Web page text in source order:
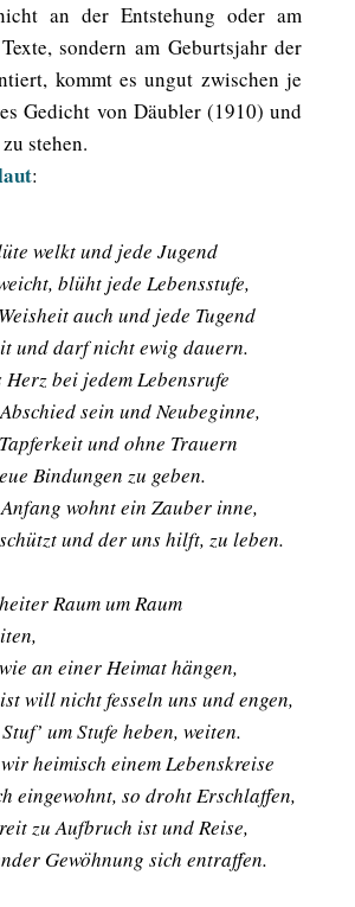
an der Entstehung oder am
sondern am Geburtsjahr der
kommt es ungut zwischen je
Gedicht von Däubler (1910) und
stehen.
:
welkt und jede Jugend
blüht jede Lebensstufe,
auch und jede Tugend
und darf nicht ewig dauern.
Herz bei jedem Lebensrufe
sein und Neubeginne,
und ohne Trauern
Bindungen zu geben.
wohnt ein Zauber inne,
und der uns hilft, zu leben.
Raum um Raum
an einer Heimat hängen,
will nicht fesseln uns und engen,
um Stufe heben, weiten.
heimisch einem Lebenskreise
eingewohnt, so droht Erschlaffen,
zu Aufbruch ist und Reise,
Gewöhnung sich entraffen.